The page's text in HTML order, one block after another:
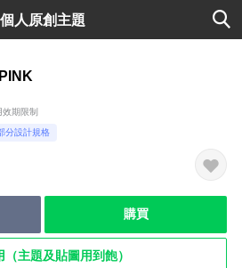
個人原創主題
期限制
分設計規格
購買
（主題及貼圖用到飽）